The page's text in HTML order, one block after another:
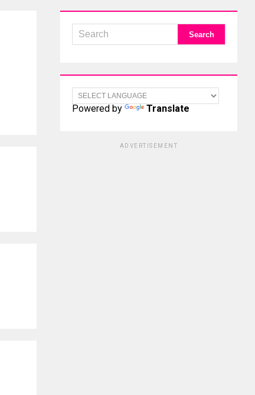
Powered by Translate
ADVERTISEMENT